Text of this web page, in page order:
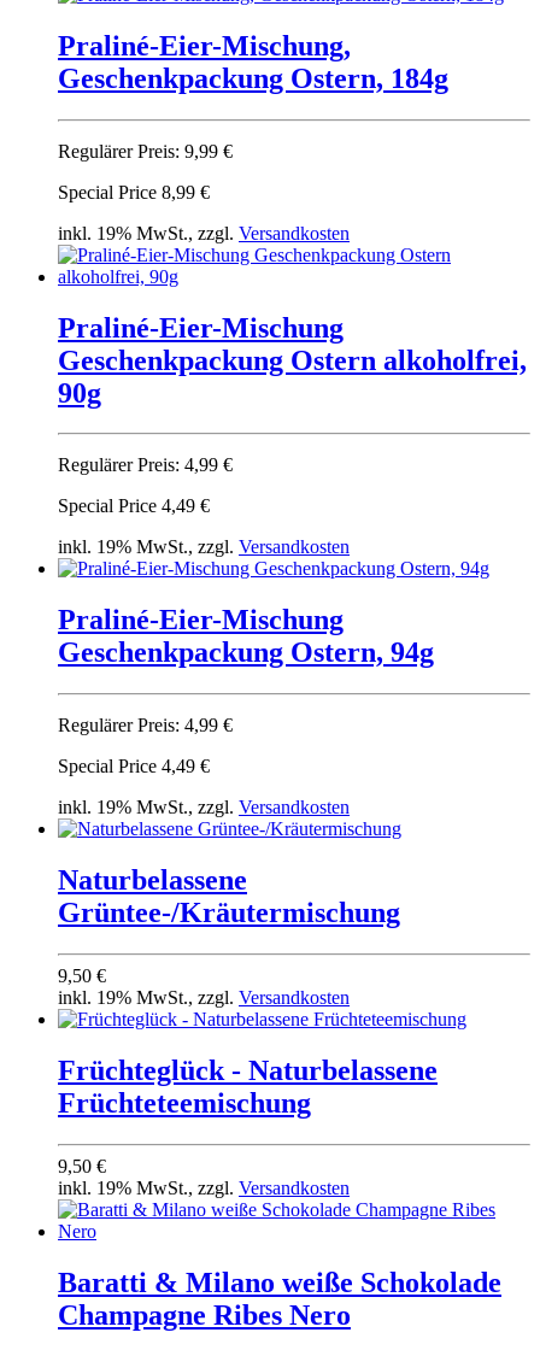
Praliné-Eier-Mischung,
Geschenkpackung Ostern, 184g
Regulärer Preis: 9,99 €
Special Price 8,99 €
inkl. 19% MwSt., zzgl. Versandkosten
Praliné-Eier-Mischung
Geschenkpackung Ostern alkoholfrei,
90g
Regulärer Preis: 4,99 €
Special Price 4,49 €
inkl. 19% MwSt., zzgl. Versandkosten
Praliné-Eier-Mischung
Geschenkpackung Ostern, 94g
Regulärer Preis: 4,99 €
Special Price 4,49 €
inkl. 19% MwSt., zzgl. Versandkosten
Naturbelassene
Grüntee-/Kräutermischung
9,50 €
inkl. 19% MwSt., zzgl. Versandkosten
Früchteglück - Naturbelassene
Früchteteemischung
9,50 €
inkl. 19% MwSt., zzgl. Versandkosten
Baratti & Milano weiße Schokolade
Champagne Ribes Nero